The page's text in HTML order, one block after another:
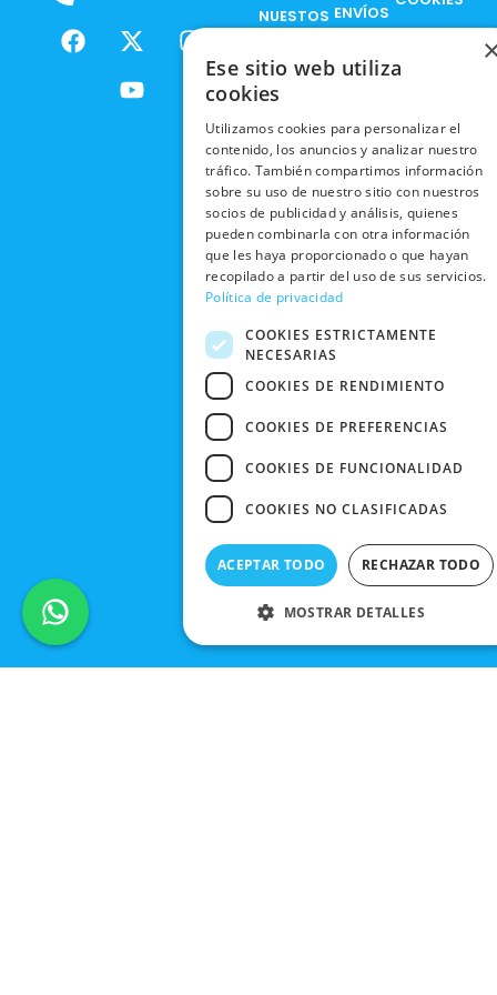
F
a
X
-
t
w
I
m
Y
o
u
t
NUESTOS
RESPONSABILIDAD
SOCIAL
TRABAJA
CON
NOSOTROS
NUESTRAS
TIENDAS
BLACK
FRIDAY
CONTACTO
ENVÍOS
ENVÍOS
RECOGIDA
EN TIENDA
DEVOLUCIONES
Y CAMBIOS
CANCELAR
PEDIDO
PRIVACIDAD
POLÍTICA DE
PRIVACIDAD
CONDICIONES
DE COMPRA
Ese sitio web utiliza
cookies
Utilizamos cookies para personalizar el
contenido, los anuncios y analizar nuestro
tráfico. También compartimos información
sobre su uso de nuestro sitio con nuestros
socios de publicidad y análisis, quienes
pueden combinarla con otra información
que les haya proporcionado o que hayan
recopilado a partir del uso de sus servicios.
Política de privacidad
COOKIES ESTRICTAMENTE
NECESARIAS
COOKIES DE RENDIMIENTO
COOKIES DE PREFERENCIAS
COOKIES DE FUNCIONALIDAD
COOKIES NO CLASIFICADAS
ACEPTAR TODO RECHAZAR TODO
MOSTRAR DETALLES